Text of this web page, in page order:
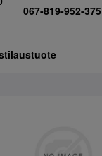
067-819-952-375